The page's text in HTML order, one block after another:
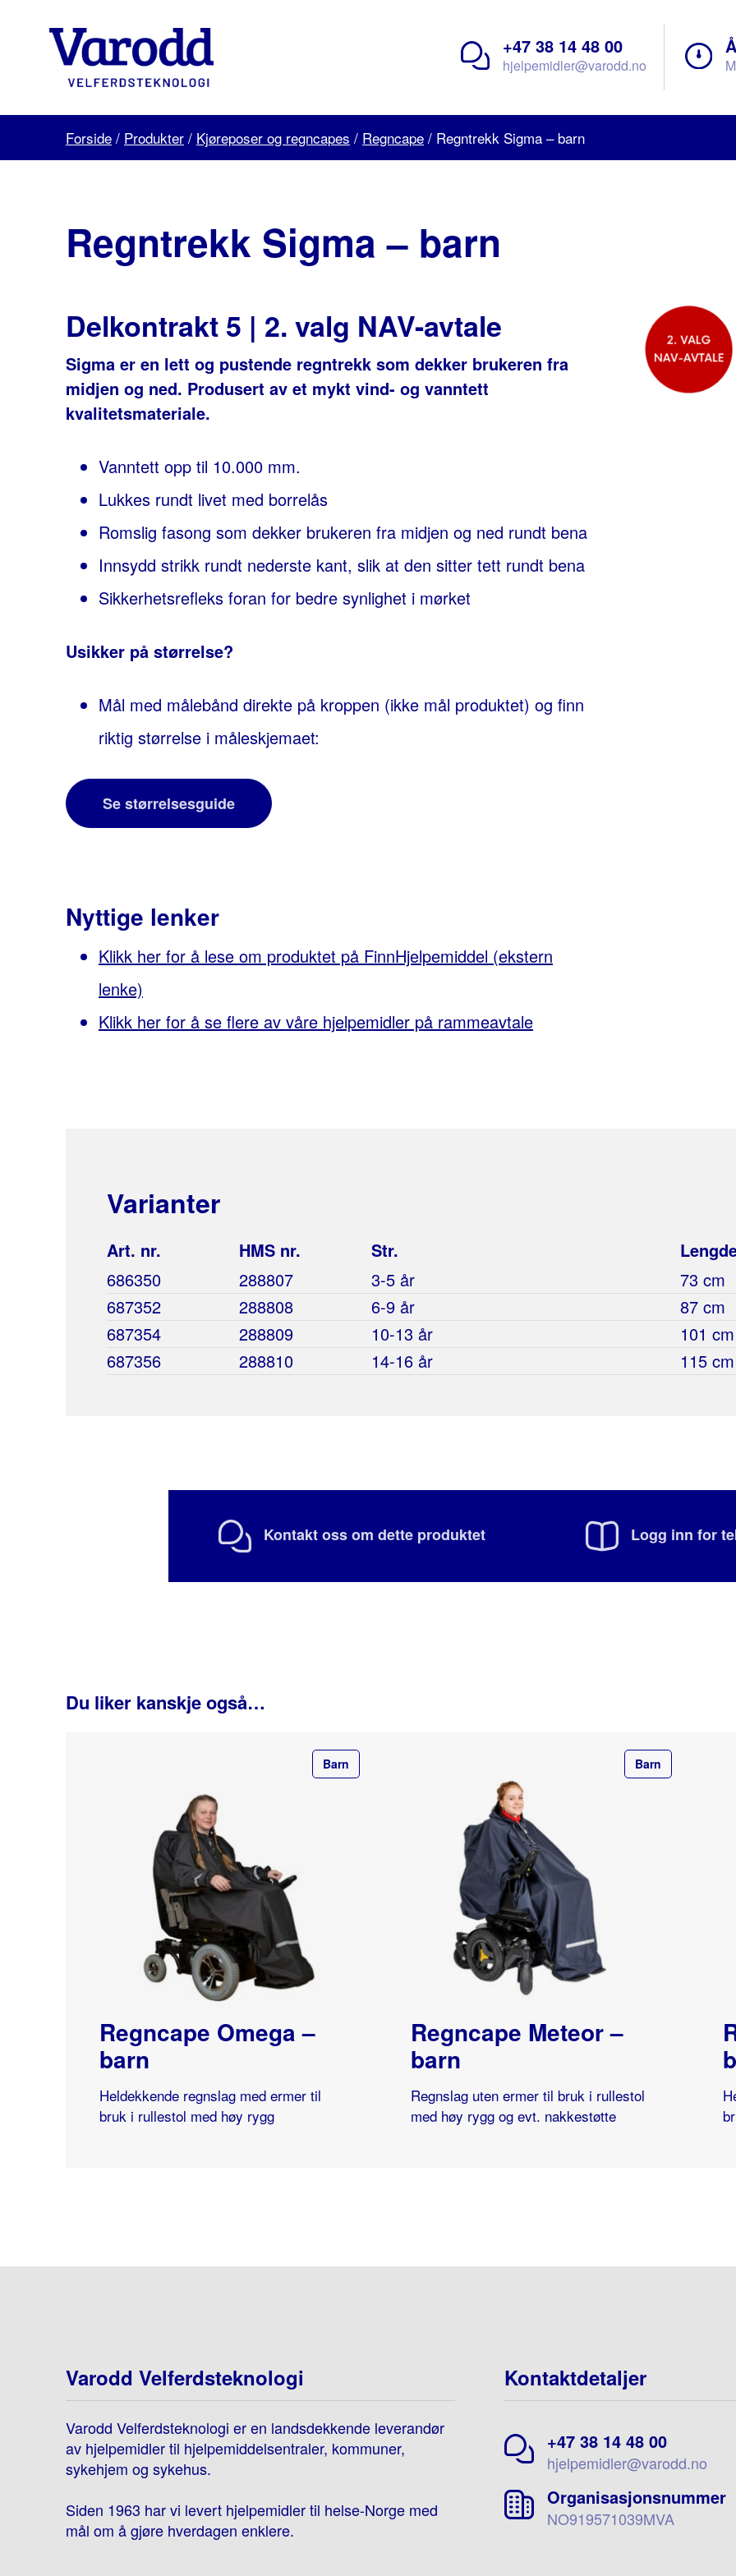
Velferdsteknologi
+47 38 14 48 00
hjelpemidler@varodd.no
Forside / Produkter / Kjøreposer og regncapes / Regncape / Regntrekk Sigma – barn
Regntrekk Sigma – barn
Delkontrakt 5 | 2. valg NAV-avtale
Sigma er en lett og pustende regntrekk som dekker brukeren fra
midjen og ned. Produsert av et mykt vind- og vanntett
kvalitetsmateriale.
Vanntett opp til 10.000 mm.
Lukkes rundt livet med borrelås
Romslig fasong som dekker brukeren fra midjen og ned rundt bena
Innsydd strikk rundt nederste kant, slik at den sitter tett rundt bena
Sikkerhetsrefleks foran for bedre synlighet i mørket
Usikker på størrelse?
Mål med målebånd direkte på kroppen (ikke mål produktet) og finn
riktig størrelse i måleskjemaet:
Se størrelsesguide
Nyttige lenker
Klikk her for å lese om produktet på FinnHjelpemiddel (ekstern
lenke)
Klikk her for å se flere av våre hjelpemidler på rammeavtale
Varianter
Art. nr. HMS nr. Str.
686350
288807 3-5 år
73 cm
687352
288808 6-9 år
87 cm
687354
288809 10-13 år
101 cm
687356
288810 14-16 år 115 cm
Kontakt oss om dette produktet Logg inn for
Du liker kanskje også…
Regncape Omega –
barn
Barn
Heldekkende regnslag med ermer til
bruk i rullestol med høy rygg
Regncape Meteor –
barn
Barn
Regnslag uten ermer til bruk i rullestol
med høy rygg og evt. nakkestøtte
Varodd Velferdsteknologi
Varodd Velferdsteknologi er en landsdekkende leverandør
av hjelpemidler til hjelpemiddelsentraler, kommuner,
sykehjem og sykehus.
Siden 1963 har vi levert hjelpemidler til helse-Norge med
mål om å gjøre hverdagen enklere.
Kontaktdetaljer
+47 38 14 48 00
hjelpemidler@varodd.no
Organisasjonsnummer
NO919571039MVA